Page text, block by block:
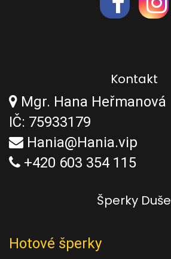
Kontakt
Mgr. Hana Heřmanová
IČ: 75933179
Hania@Hania.vip
+420 603 354 115
Šperky Duše
Hotové šperky